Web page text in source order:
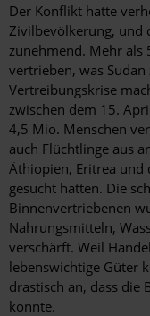
Der Konflikt hatte
Zivilbevölkerung, und
zunehmend. Mehr als
vertrieben, was
Vertreibungskrise
zwischen dem 15.
4,5 Mio. Menschen
auch Flüchtlinge aus
Äthiopien, Eritrea und
gesucht hatten. Die
Binnenvertriebenen
Nahrungsmitteln,
verschärft. Weil
lebenswichtige Güter
drastisch an, dass die
konnte.